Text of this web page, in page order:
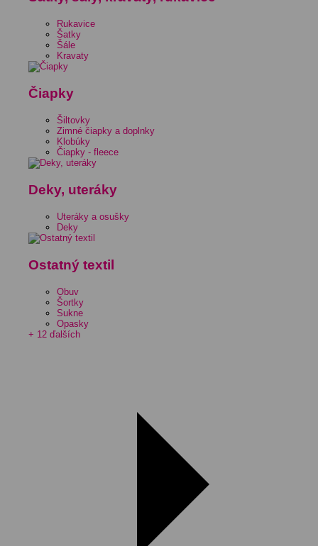
Rukavice
Šatky
Šále
Kravaty
Čiapky
Šiltovky
Zimné čiapky a doplnky
Klobúky
Čiapky - fleece
Deky, uteráky
Uteráky a osušky
Deky
Ostatný textil
Obuv
Šortky
Sukne
Opasky
+ 12 ďalších